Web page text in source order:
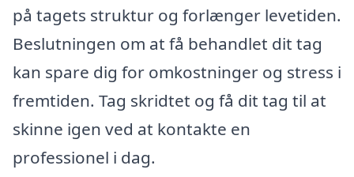
på tagets struktur og forlænger levetiden.
Beslutningen om at få behandlet dit tag
kan spare dig for omkostninger og stress i
fremtiden. Tag skridtet og få dit tag til at
skinne igen ved at kontakte en
professionel i dag.